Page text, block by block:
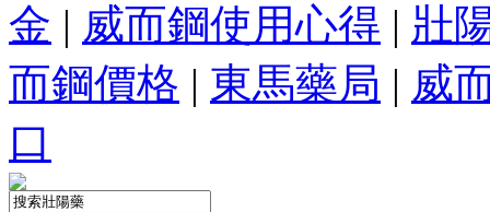
金 | 威而鋼使用心得 | 壯
而鋼價格 | 東馬藥局 | 威
口